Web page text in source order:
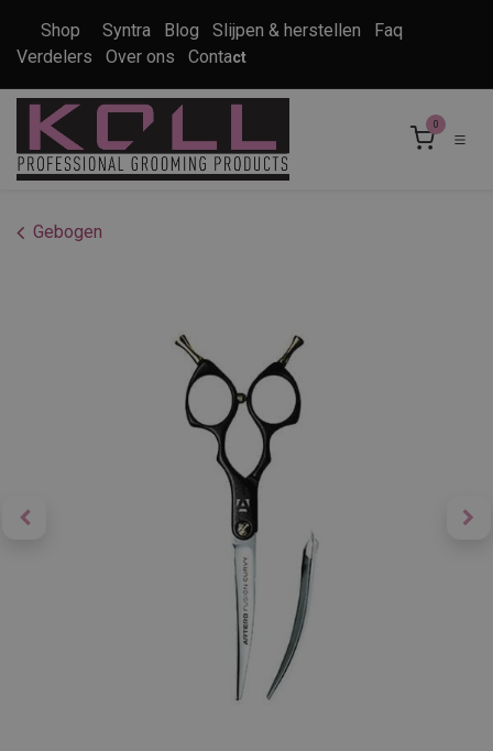
Shop Syntra Blog Slijpen & herstellen
Faq
Verdelers
Over ons Contact
0
Gebogen